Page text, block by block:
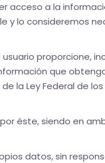
acceso a la
y lo consideremos
proporcione,
que
la Ley Federal de
éste, siendo en
datos, sin